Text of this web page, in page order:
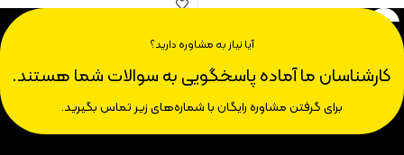
آیا نیاز به مشاوره دارید؟
کارشناسان ما آماده پاسخگویی به سوالات شما هستند.
برای گرفتن مشاوره رایگان با شماره‌های زیر تماس بگیرید.